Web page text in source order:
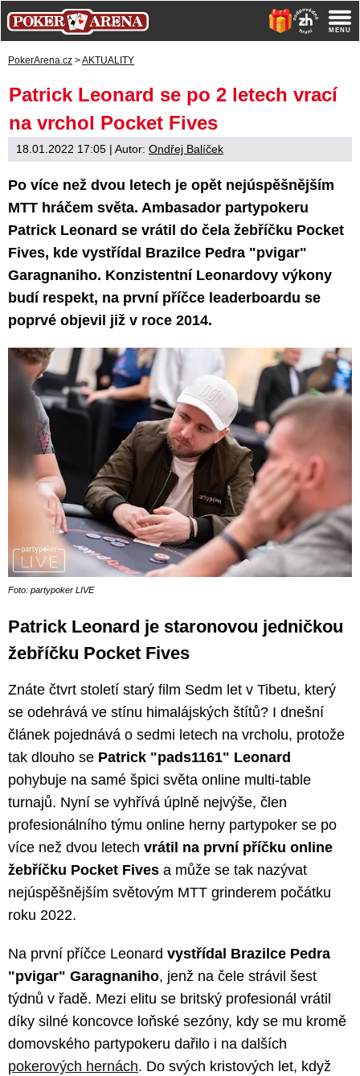
PokerArena.cz >AKTUALITY
Patrick Leonard se po 2 letech vrací
na vrchol Pocket Fives
18.01.2022 17:05 | Autor: Ondřej Balíček
Po více než dvou letech je opět nejúspěšnějším
MTT hráčem světa. Ambasador partypokeru
Patrick Leonard se vrátil do čela žebříčku Pocket
Fives, kde vystřídal Brazilce Pedra "pvigar"
Garagnaniho. Konzistentní Leonardovy výkony
budí respekt, na první příčce leaderboardu se
poprvé objevil již v roce 2014.
Foto: partypoker LIVE
Patrick Leonard je staronovou jedničkou
žebříčku Pocket Fives
Znáte čtvrt století starý film Sedm let v Tibetu, který
se odehrává ve stínu himalájských štítů? I dnešní
článek pojednává o sedmi letech na vrcholu, protože
tak dlouho se Patrick "pads1161" Leonard
pohybuje na samé špici světa online multi-table
turnajů. Nyní se vyhřívá úplně nejvýše, člen
profesionálního týmu online herny partypoker se po
více než dvou letech vrátil na první příčku online
žebříčku Pocket Fives a může se tak nazývat
nejúspěšnějším světovým MTT grinderem počátku
roku 2022.
Na první příčce Leonard vystřídal Brazilce Pedra
"pvigar" Garagnaniho, jenž na čele strávil šest
týdnů v řadě. Mezi elitu se britský profesionál vrátil
díky silné koncovce loňské sezóny, kdy se mu kromě
domovského partypokeru dařilo i na dalších
pokerových hernách. Do svých kristových let, když